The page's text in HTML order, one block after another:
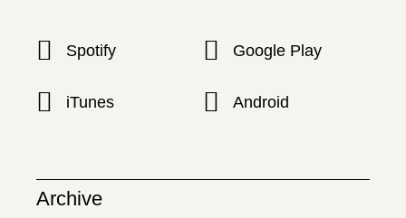
Spotify Google Play
iTunes Android
Archive